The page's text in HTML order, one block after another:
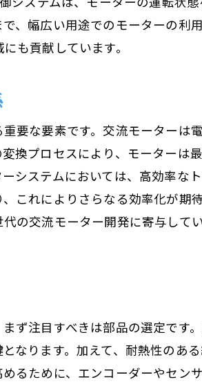
ーターの新しい用途
たらすモーターの未来
もたらすモーター制御の革新
交流モーターの性能向上
がもたらす新たな可能性
導入とその効果
おける制御技術の未来
切り開くモーターの可能性
展がもたらすモーターの進化
ー設計における半導体の役割
現する高性能モーター
、幅広い用途でのモーターの利
も貢献しています。
要な要素です。交流モーターは
換プロセスにより、モーターは
システムにおいては、高効率な
これによりさらなる効率化が期
の交流モーター開発に寄与して
ず注目すべきは部品の選定です
なります。加えて、耐熱性のあ
るために、エンコーダーやセン